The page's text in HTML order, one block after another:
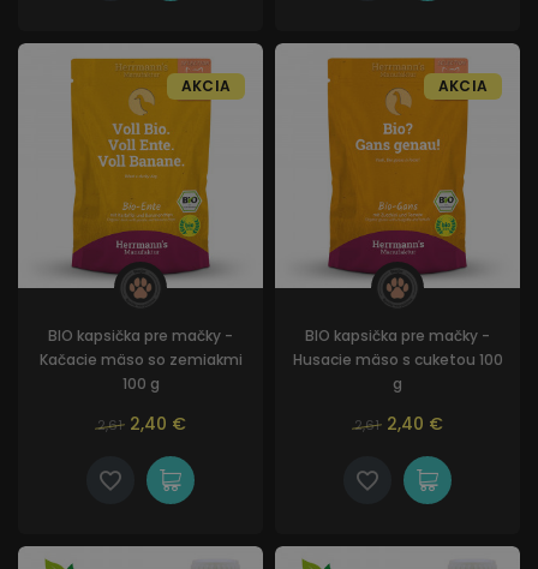
BIO kapsička pre mačky -
Kačacie mäso so zemiakmi
100 g
2,61 2,40 €
AKCIA
BIO kapsička pre mačky -
Husacie mäso s cuketou 100
g
2,61 2,40 €
AKCIA